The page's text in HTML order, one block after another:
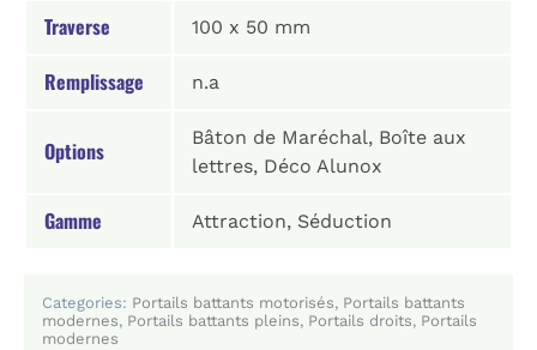
Traverse 100 x 50 mm
Remplissage n.a
Options
Bâton de Maréchal, Boîte aux
lettres, Déco Alunox
Gamme Attraction, Séduction
Categories: Portails battants motorisés, Portails battants
modernes, Portails battants pleins, Portails droits, Portails
modernes